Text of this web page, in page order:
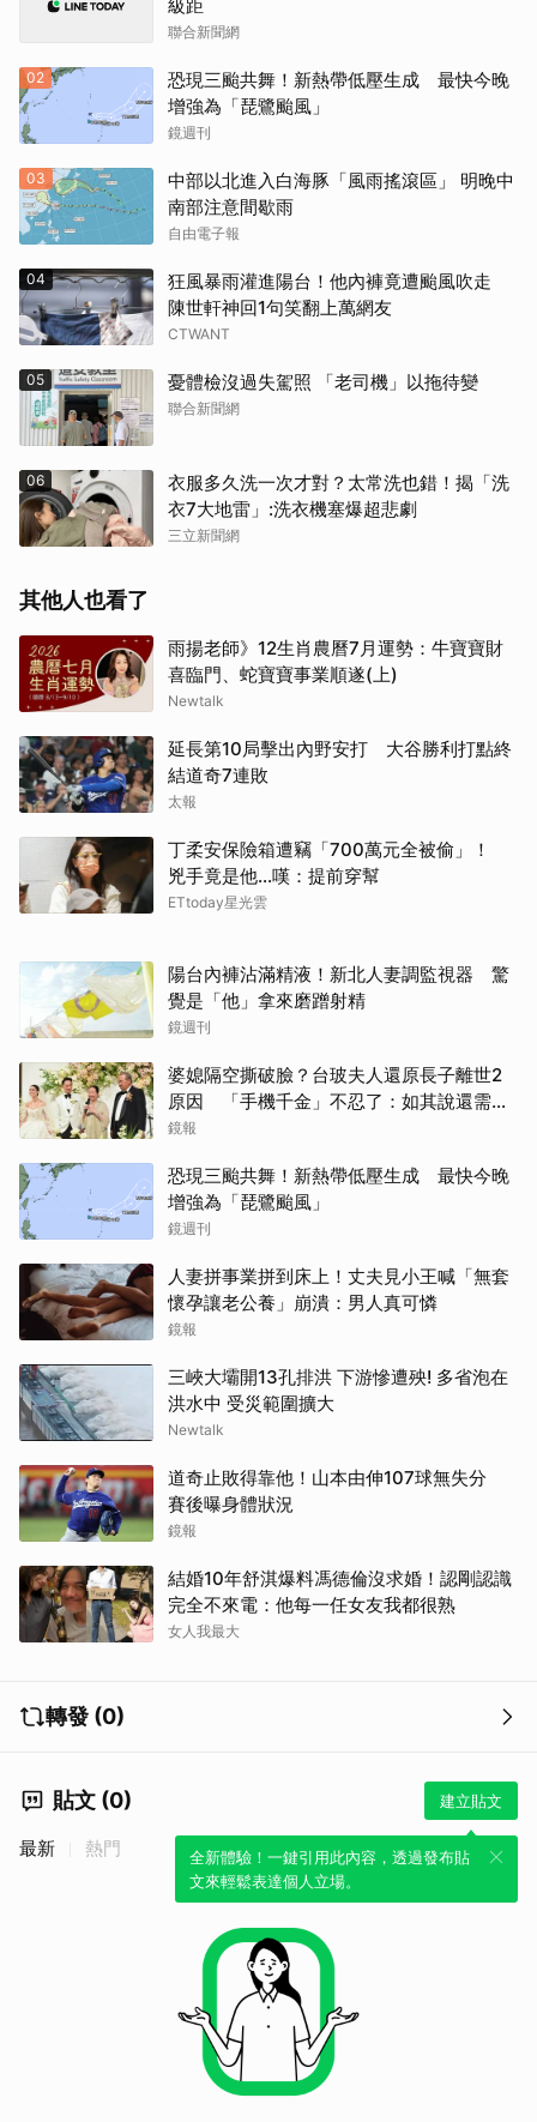
級距
聯合新聞網
02
恐現三颱共舞！新熱帶低壓生成 最快今晚
增強為「琵鷺颱風」
鏡週刊
03
中部以北進入白海豚「風雨搖滾區」 明晚中
南部注意間歇雨
自由電子報
04
狂風暴雨灌進陽台！他內褲竟遭颱風吹走
陳世軒神回1句笑翻上萬網友
CTWANT
05 憂體檢沒過失駕照 「老司機」以拖待變
聯合新聞網
06
衣服多久洗一次才對？太常洗也錯！揭「洗
衣7大地雷」:洗衣機塞爆超悲劇
三立新聞網
其他人也看了
雨揚老師》12生肖農曆7月運勢：牛寶寶財
喜臨門、蛇寶寶事業順遂(上)
Newtalk
延長第10局擊出內野安打 大谷勝利打點終
結道奇7連敗
太報
丁柔安保險箱遭竊「700萬元全被偷」！
兇手竟是他...嘆：提前穿幫
ETtoday星光雲
陽台內褲沾滿精液！新北人妻調監視器 驚
覺是「他」拿來磨蹭射精
鏡週刊
婆媳隔空撕破臉？台玻夫人還原長子離世2
原因 「手機千金」不忍了：如其說還需要
離開嗎？
鏡報
恐現三颱共舞！新熱帶低壓生成 最快今晚
增強為「琵鷺颱風」
鏡週刊
人妻拼事業拼到床上！丈夫見小王喊「無套
懷孕讓老公養」崩潰：男人真可憐
鏡報
三峽大壩開13孔排洪 下游慘遭殃! 多省泡在
洪水中 受災範圍擴大
Newtalk
道奇止敗得靠他！山本由伸107球無失分
賽後曝身體狀況
鏡報
結婚10年舒淇爆料馮德倫沒求婚！認剛認識
完全不來電：他每一任女友我都很熟
女人我最大
轉發 (0)
貼文 (0) 建立貼文
全新體驗！一鍵引用此內容，透過發布貼
文來輕鬆表達個人立場。
最新 熱門